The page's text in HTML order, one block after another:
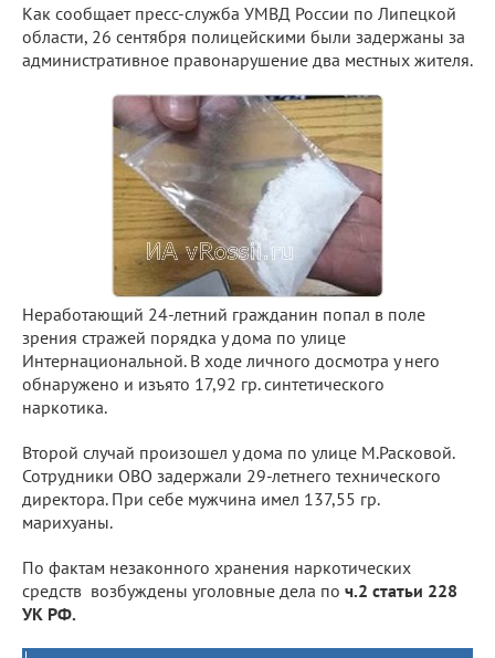
Как сообщает пресс-служба УМВД России по Липецкой
области, 26 сентября полицейскими были задержаны за
административное правонарушение два местных жителя.
Неработающий 24-летний гражданин попал в поле
зрения стражей порядка у дома по улице
Интернациональной. В ходе личного досмотра у него
обнаружено и изъято 17,92 гр. синтетического
наркотика.
Второй случай произошел у дома по улице М.Расковой.
Сотрудники ОВО задержали 29-летнего технического
директора. При себе мужчина имел 137,55 гр.
марихуаны.
По фактам незаконного хранения наркотических
средств возбуждены уголовные дела по ч.2 статьи 228
УК РФ.